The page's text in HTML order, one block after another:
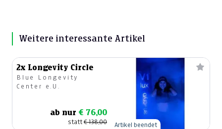
Weitere interessante Artikel
2x Longevity Circle
Blue Longevity
Center e.U.
ab nur € 76,00
statt€ 138,00 Artikel beendet